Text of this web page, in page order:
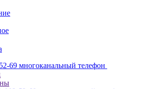
69 многоканальный телефон